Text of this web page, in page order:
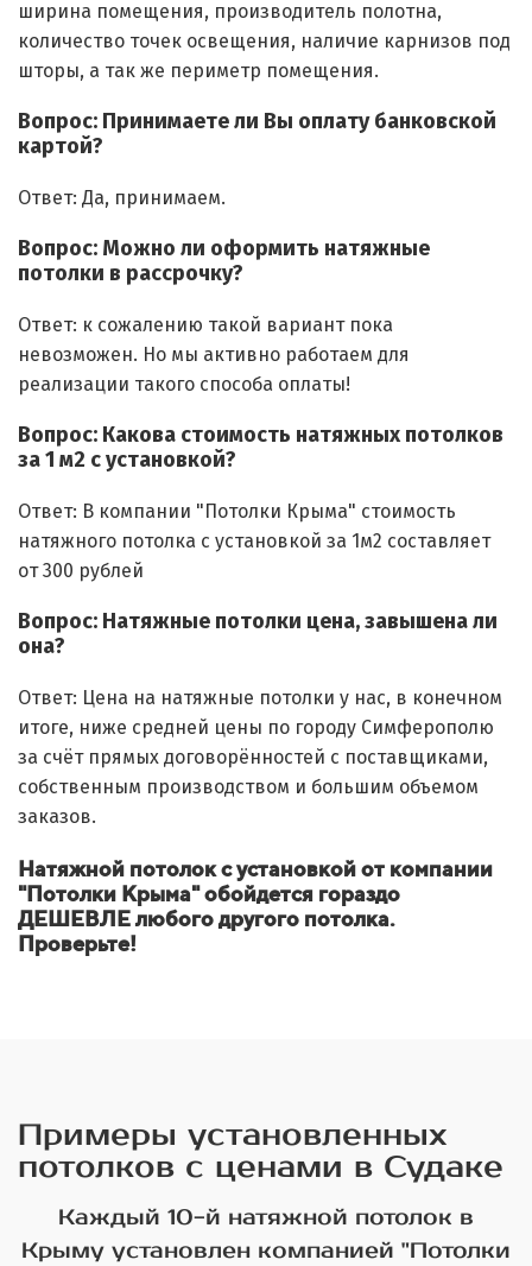
ширина помещения, производитель полотна,
количество точек освещения, наличие карнизов под
шторы, а так же периметр помещения.
Вопрос: Принимаете ли Вы оплату банковской
картой?
Ответ: Да, принимаем.
Вопрос: Можно ли оформить натяжные
потолки в рассрочку?
Ответ: к сожалению такой вариант пока
невозможен. Но мы активно работаем для
реализации такого способа оплаты!
Вопрос: Какова стоимость натяжных потолков
за 1 м2 с установкой?
Ответ: В компании "Потолки Крыма" стоимость
натяжного потолка с установкой за 1м2 составляет
от 300 рублей
Вопрос: Натяжные потолки цена, завышена ли
она?
Ответ: Цена на натяжные потолки у нас, в конечном
итоге, ниже средней цены по городу Симферополю
за счёт прямых договорённостей с поставщиками,
собственным производством и большим объемом
заказов.
Натяжной потолок с установкой от компании
"Потолки Крыма" обойдется гораздо
ДЕШЕВЛЕ любого другого потолка.
Проверьте!
Примеры установленных
потолков с ценами в Судаке
Каждый 10-й натяжной потолок в
Крыму установлен компанией "Потолки